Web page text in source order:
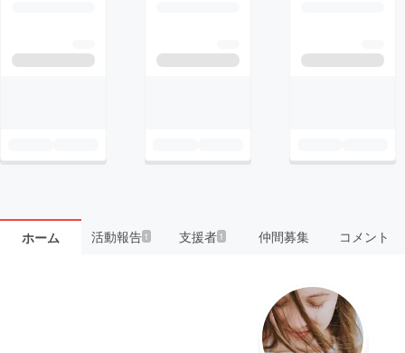
ホーム 活動報告1 支援者 1 仲間募集 コメント